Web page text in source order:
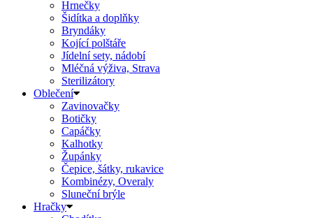
Hrnečky
Šidítka a doplňky
Bryndáky
Kojící polštáře
Jídelní sety, nádobí
Mléčná výživa, Strava
Sterilizátory
Oblečení
Zavinovačky
Botičky
Capáčky
Kalhotky
Župánky
Čepice, šátky, rukavice
Kombinézy, Overaly
Sluneční brýle
Hračky